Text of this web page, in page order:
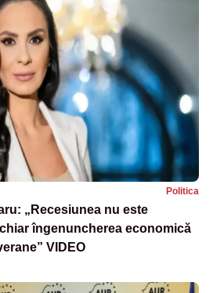
Politica
„Recesiunea nu este
îngenuncherea economică
VIDEO